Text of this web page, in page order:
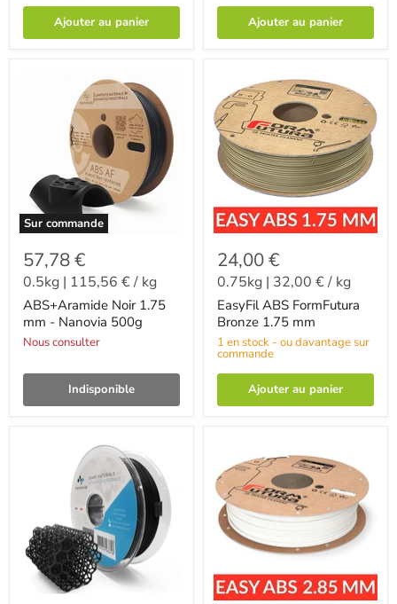
Ajouter au panier Ajouter au panier
Sur commande
57,78 €
0.5kg | 115,56 €/ kg
ABS+Aramide Noir 1.75
mm - Nanovia 500g
Nous consulter
Indisponible
24,00 €
0.75kg | 32,00 €/ kg
EasyFil ABS FormFutura
Bronze 1.75 mm
1 en stock - ou davantage sur
commande
Ajouter au panier